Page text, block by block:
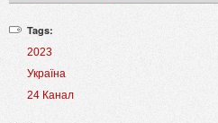
Tags:
2023
Україна
24 Канал